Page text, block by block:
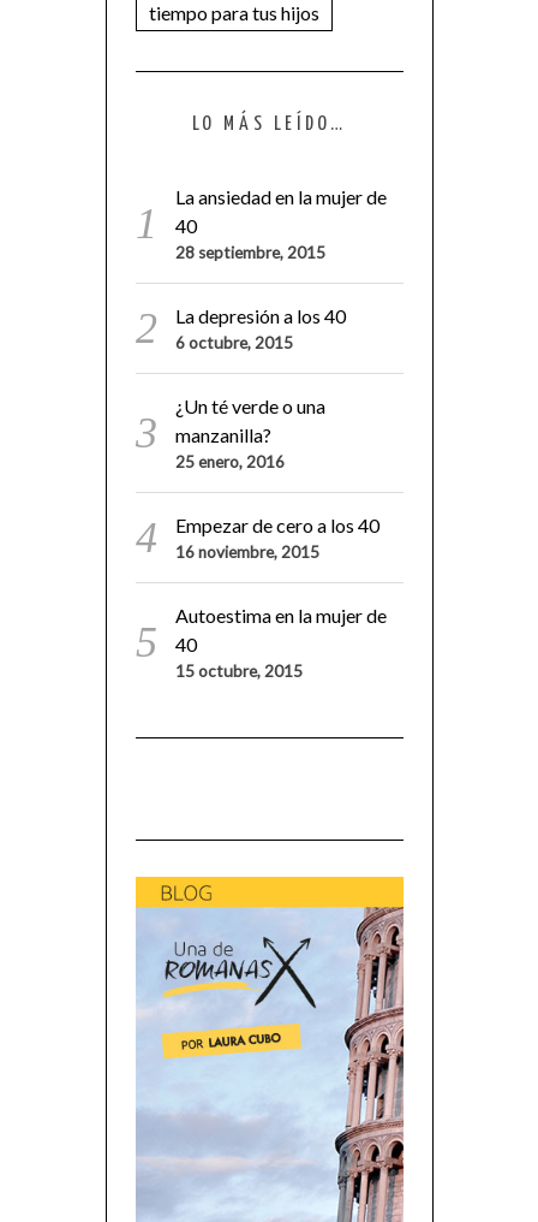
tiempo para tus hijos
LO MÁS LEÍDO…
La ansiedad en la mujer de
40
28 septiembre, 2015
La depresión a los 40
6 octubre, 2015
¿Un té verde o una
manzanilla?
25 enero, 2016
Empezar de cero a los 40
16 noviembre, 2015
Autoestima en la mujer de
40
15 octubre, 2015